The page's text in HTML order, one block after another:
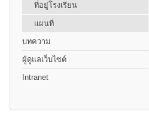
ที่อยู่โรงเรียน
แผนที่
บทความ
ผู้ดูแลเว็บไซต์
Intranet